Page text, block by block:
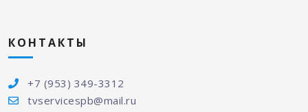
КОНТАКТЫ
+7 (953) 349-3312
tvservicespb@mail.ru